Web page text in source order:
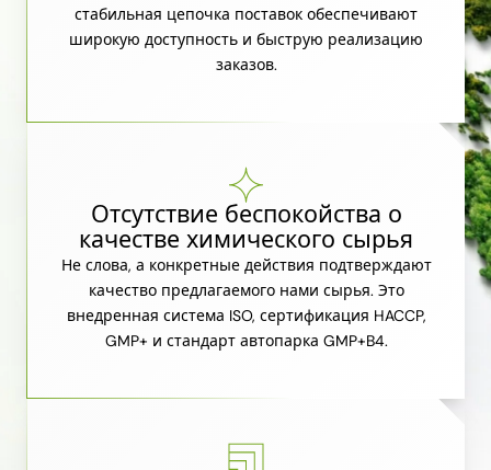
стабильная цепочка поставок обеспечивают
широкую доступность и быструю реализацию
заказов.
Отсутствие беспокойства о
качестве химического сырья
Не слова, а конкретные действия подтверждают
качество предлагаемого нами сырья. Это
внедренная система ISO, сертификация HACCP,
GMP+ и стандарт автопарка GMP+B4.